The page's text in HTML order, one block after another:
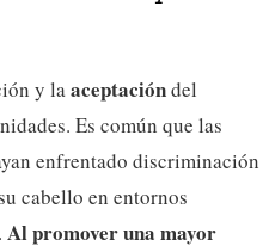
y laaceptacióndel
Es común que las
enfrentado discriminación
cabello en entornos
Al promover una mayor